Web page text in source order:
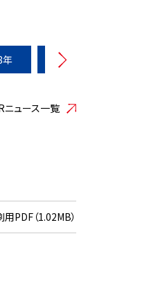
年 2017年
ニュース一覧
用PDF（1.02MB）